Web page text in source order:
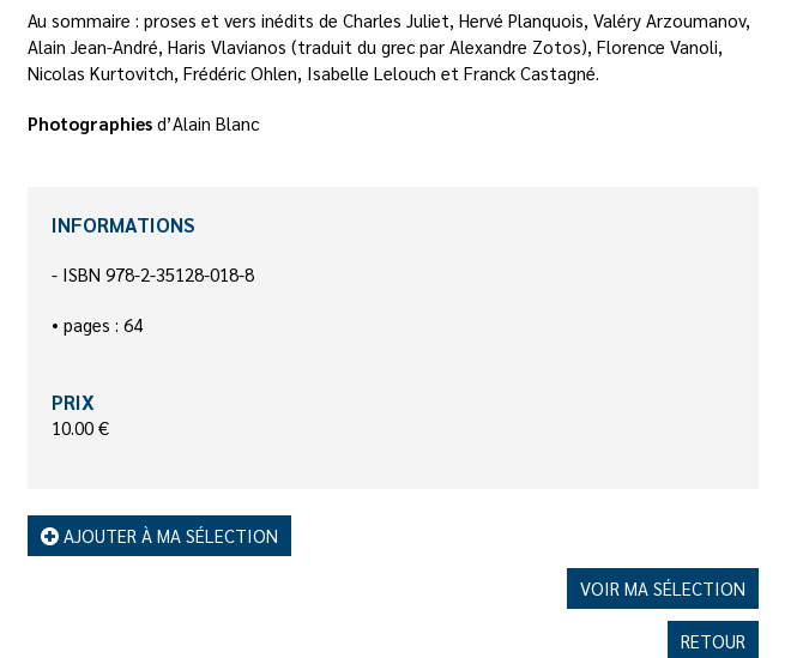
Au sommaire : proses et vers inédits de Charles Juliet, Hervé Planquois, Valéry Arzoumanov,
Alain Jean-André, Haris Vlavianos (traduit du grec par Alexandre Zotos), Florence Vanoli,
Nicolas Kurtovitch, Frédéric Ohlen, Isabelle Lelouch et Franck Castagné.
Photographies d’Alain Blanc
INFORMATIONS
- ISBN 978-2-35128-018-8
• pages : 64
PRIX
10.00 €
AJOUTER À MA SÉLECTION
VOIR MA SÉLECTION
RETOUR